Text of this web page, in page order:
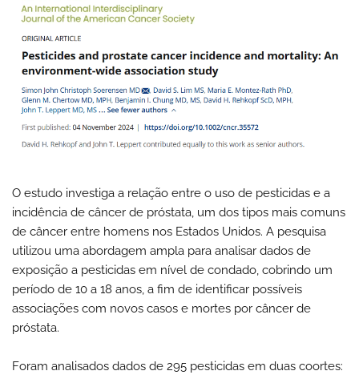
O estudo investiga a relação entre o uso de pesticidas e a
incidência de câncer de próstata, um dos tipos mais comuns
de câncer entre homens nos Estados Unidos. A pesquisa
utilizou uma abordagem ampla para analisar dados de
exposição a pesticidas em nível de condado, cobrindo um
período de 10 a 18 anos, a fim de identificar possíveis
associações com novos casos e mortes por câncer de
próstata.
Foram analisados dados de 295 pesticidas em duas coortes: